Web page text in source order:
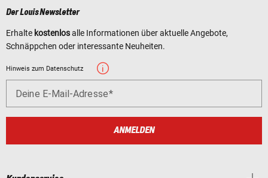
Der Louis Newsletter
Erhalte kostenlosalle Informationen über aktuelle Angebote,
Schnäppchen oder interessante Neuheiten.
Hinweis zum Datenschutz
Deine E-Mail-Adresse
ANMELDEN